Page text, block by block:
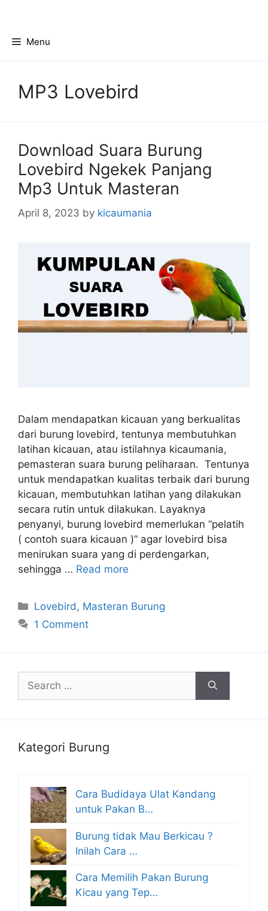
contentMenu
MP3 Lovebird
Download Suara Burung
Lovebird Ngekek Panjang
Mp3 Untuk Masteran
April 8, 2023 by kicaumania
Dalam mendapatkan kicauan yang berkualitas
dari burung lovebird, tentunya membutuhkan
latihan kicauan, atau istilahnya kicaumania,
pemasteran suara burung peliharaan. Tentunya
untuk mendapatkan kualitas terbaik dari burung
kicauan, membutuhkan latihan yang dilakukan
secara rutin untuk dilakukan. Layaknya
penyanyi, burung lovebird memerlukan “pelatih
( contoh suara kicauan )” agar lovebird bisa
menirukan suara yang di perdengarkan,
sehingga … Read more
Categories
Lovebird, Masteran Burung
1 Comment
Search
for:
Kategori Burung
Cara Budidaya Ulat Kandang
untuk Pakan B…
Burung tidak Mau Berkicau ?
Inilah Cara …
Cara Memilih Pakan Burung
Kicau yang Tep…